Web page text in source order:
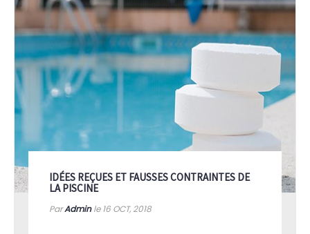
IDÉES REÇUES ET FAUSSES CONTRAINTES DE
LA PISCINE
ParAdminle 16 OCT, 2018